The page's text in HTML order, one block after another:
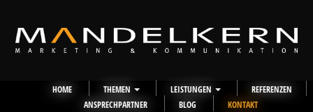
HOME THEMEN LEISTUNGEN
REFERENZEN
ANSPRECHPARTNER
BLOG KONTAKT